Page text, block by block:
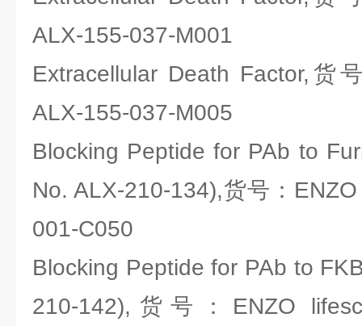
ALX-155-037-M001
Extracellular Death Factor,货
ALX-155-037-M005
Blocking Peptide for PAb to
No. ALX-210-134),货号：
001-C050
Blocking Peptide for PAb to
210-142),货号：ENZO